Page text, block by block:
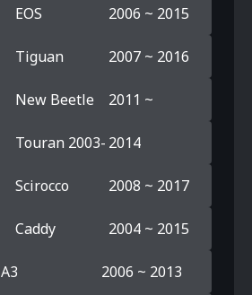
EOS 2006 ~ 2015
Tiguan 2007 ~ 2016
New Beetle 2011 ~
Touran 2003- 2014
Scirocco 2008 ~ 2017
Caddy 2004 ~ 2015
A3 2006 ~ 2013